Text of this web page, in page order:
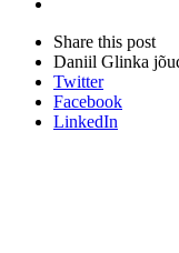
post
Share this post
Daniil Glinka
Twitter
Facebook
LinkedIn